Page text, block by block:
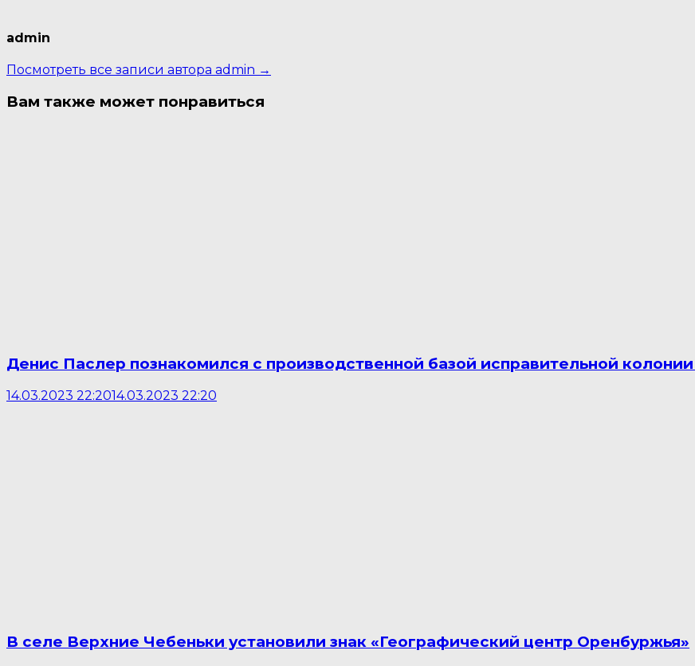
admin
Посмотреть все записи автора admin →
Вам также может понравиться
Денис Паслер познакомился с производственной базой исправительной
14.03.2023 22:2014.03.2023 22:20
В селе Верхние Чебеньки установили знак «Географический центр Оренбуржья»